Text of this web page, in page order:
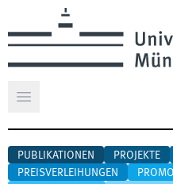
Hauptmenü öffnen
PUBLIKATIONEN PROJEKTE
PREISVERLEIHUNGEN